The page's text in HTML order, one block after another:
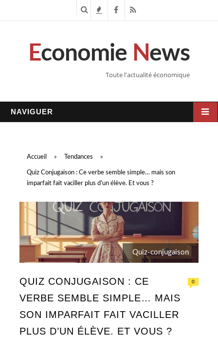
c n
s
F
c
R
S
Economie News
Toute l'actualité économique
NAVIGUER
Accueil » Tendances »
Quiz Conjugaison : Ce verbe semble simple… mais son
imparfait fait vaciller plus d’un élève. Et vous ?
Quiz-conjugaison
QUIZ CONJUGAISON : CE
VERBE SEMBLE SIMPLE… MAIS
SON IMPARFAIT FAIT VACILLER
PLUS D’UN ÉLÈVE. ET VOUS ?
0